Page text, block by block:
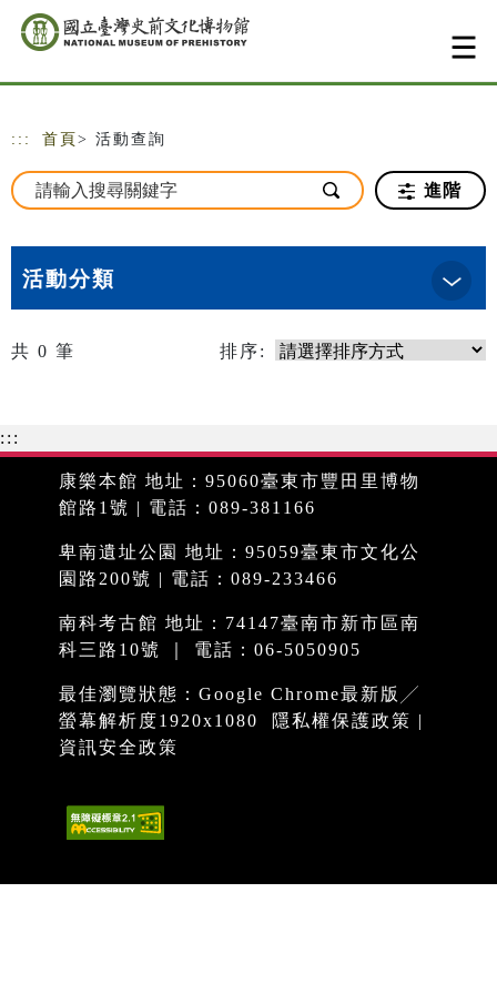
跳到主要內容
網站導覽
::: 首頁 > 活動查詢
進階
活動分類
共 0 筆 排序:
:::
康樂本館 地址：95060臺東市豐田里博物
館路1號 | 電話：089-381166
卑南遺址公園 地址：95059臺東市文化公
園路200號 | 電話：089-233466
南科考古館 地址：74147臺南市新市區南
科三路10號 ｜ 電話：06-5050905
最佳瀏覽狀態：Google Chrome最新版╱
螢幕解析度1920x1080
隱私權保護政策 |
資訊安全政策